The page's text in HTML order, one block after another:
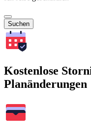
Suchen
Kostenlose
Planänderungen